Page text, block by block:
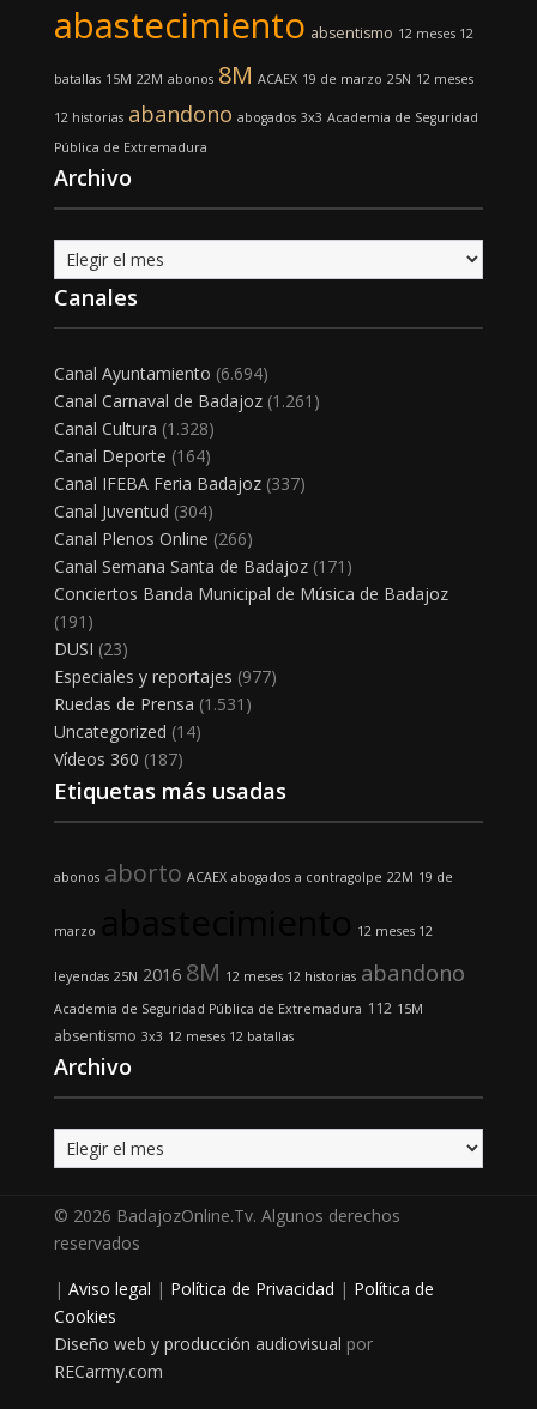
abastecimiento absentismo 12 meses 12
batallas 15M 22M abonos 8M ACAEX 19 de marzo 25N 12 meses
12 historias abandono abogados 3x3 Academia de Seguridad
Pública de Extremadura
Archivo
Archivo
Canales
Canal Ayuntamiento (6.694)
Canal Carnaval de Badajoz(1.261)
Canal Cultura (1.328)
Canal Deporte (164)
Canal IFEBA Feria Badajoz(337)
Canal Juventud (304)
Canal Plenos Online (266)
Canal Semana Santa de Badajoz(171)
Conciertos Banda Municipal de Música de Badajoz
(191)
DUSI (23)
Especiales y reportajes (977)
Ruedas de Prensa (1.531)
Uncategorized (14)
Vídeos 360 (187)
Etiquetas más usadas
abonos aborto ACAEX abogados a contragolpe 22M 19 de
marzo 12 meses 12
leyendas 25N 2016 8M 12 meses 12 historias abandono
Academia de Seguridad Pública de Extremadura 112 15M
absentismo 3x3 12 meses 12 batallas
Archivo
Archivo
© 2026 BadajozOnline.Tv. Algunos derechos
reservados
| Aviso legal | Política de Privacidad | Política de
Cookies
Diseño web y producción audiovisual por
RECarmy.com